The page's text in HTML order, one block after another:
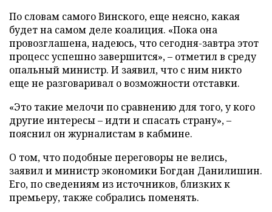
По словам самого Винского, еще неясно, какая
будет на самом деле коалиция. «Пока она
провозглашена, надеюсь, что сегодня-завтра этот
процесс успешно завершится», – отметил в среду
опальный министр. И заявил, что с ним никто
еще не разговаривал о возможности отставки.
«Это такие мелочи по сравнению для того, у кого
другие интересы – идти и спасать страну», –
пояснил он журналистам в кабмине.
О том, что подобные переговоры не велись,
заявил и министр экономики Богдан Данилишин.
Его, по сведениям из источников, близких к
премьеру, также собрались поменять.